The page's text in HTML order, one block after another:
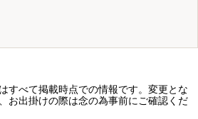
すべて掲載時点での情報です。変更とな
お出掛けの際は念の為事前にご確認くだ